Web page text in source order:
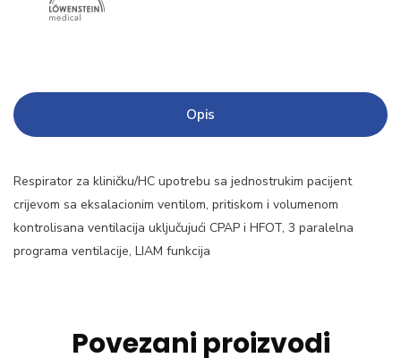
Opis
Respirator za kliničku/HC upotrebu sa jednostrukim pacijent
crijevom sa eksalacionim ventilom, pritiskom i volumenom
kontrolisana ventilacija uključujući CPAP i HFOT, 3 paralelna
programa ventilacije, LIAM funkcija
Povezani proizvodi